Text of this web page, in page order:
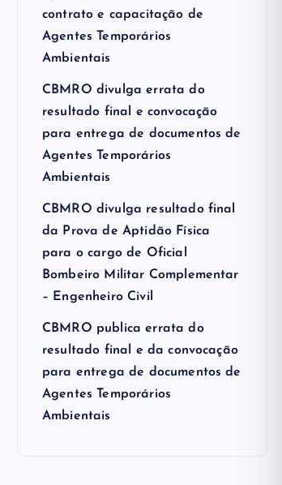
contrato e capacitação de
Agentes Temporários
Ambientais
CBMRO divulga errata do
resultado final e convocação
para entrega de documentos de
Agentes Temporários
Ambientais
CBMRO divulga resultado final
da Prova de Aptidão Física
para o cargo de Oficial
Bombeiro Militar Complementar
– Engenheiro Civil
CBMRO publica errata do
resultado final e da convocação
para entrega de documentos de
Agentes Temporários
Ambientais